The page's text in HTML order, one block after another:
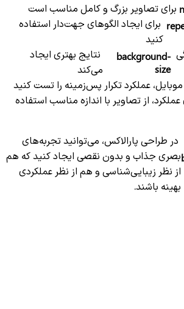
برای تصاویر بزرگ و کامل مناسب است
برای ایجاد الگوهای جهت‌دار استفاده
کنید
background-
size
نتایج بهتری ایجاد
می‌کند
عملکرد تکرار پس‌زمینه را تست کنید
از تصاویر با اندازه مناسب استفاده
در طراحی پارالاکس، می‌توانید تجربه‌های
بصری جذاب و بدون نقصی ایجاد کنید که هم
از نظر زیبایی‌شناسی و هم از نظر عملکردی
بهینه باشند.